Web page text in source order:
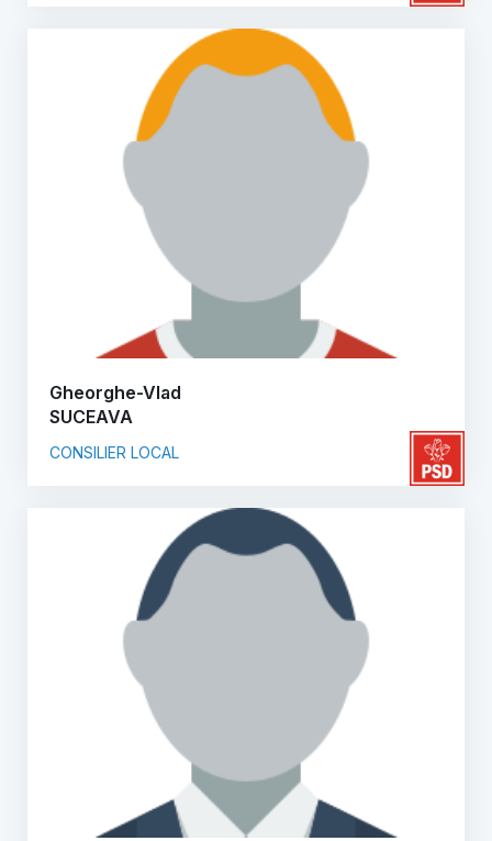
Gheorghe-Vlad
SUCEAVA
CONSILIER LOCAL